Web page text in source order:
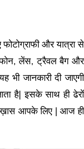
फोटोग्राफी और यात्रा से
लेंस, ट्रैवल बैग और
भी जानकारी दी जाएगी
है| इसके साथ ही ढेरों
ख़ास आपके लिए | आज ही